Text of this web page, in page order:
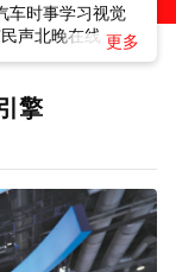
车时事学习视觉
声北晚在线
擎